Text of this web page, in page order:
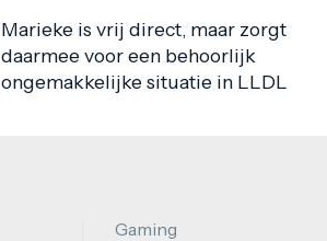
Marieke is vrij direct, maar zorgt
daarmee voor een behoorlijk
ongemakkelijke situatie in LLDL
Gaming